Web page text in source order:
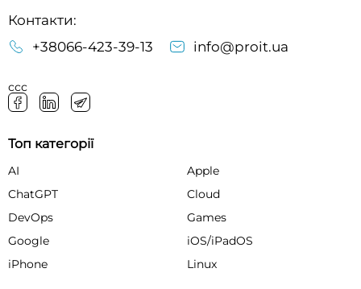
Контакти:
+38066-423-39-13
info@proit.ua
ссс
Топ категорії
AI
Apple
ChatGPT
Cloud
DevOps
Games
Google
iOS/iPadOS
iPhone
Linux